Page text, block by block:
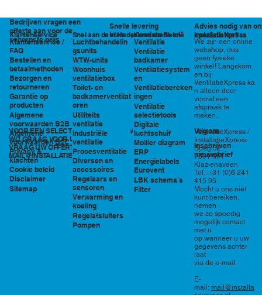
Klantenservice
Klantenservice /
FAQ
Bestellen en
betaalmethoden
Bezorgen en
retourneren
Garantie op
producten
Algemene
voorwaarden B2B
Algemene
voorwaarden B2C
Privacy &
klachten
Cookie beleid
Disclaimer
Sitemap
VOOR EEN SELECTIE EN PRIJSOPGAVE STAAN
WIJ GRAAG VOOR U KLAAR!
VRAAG UW OFFERTE AAN VIA
MAIL@INSTALLATIEXPRESS.NL
Bedrijven vragen een
offerte aan voor de
scherpste prijs
Snelle levering
in Nederland en België
Advies nodig van
specialisten?
Snel aan de slag
Luchtbehandelin
gsunits
WTW-units
Woonhuis
ventilatiebox
Toilet- en
badkamerventilat
oren
Utiliteits
ventilatie
Industriële
ventilatie
Procesventilatie
Diversen en
accessoires
Regelaars en
sensoren
Verwarming en
koeling
Regelafsluiters
Pompen
Kennisbank en
tools
Ventilatie
Ventilatie
badkamer
Ventilatiesystem
en
Ventilatiebereken
ingen
Ventilatie
selectietools
Digitale
luchtschuif
Mollier diagram
ERP
Energielabels
Eurovent
LBK schema's
Filter
We zijn een online
webshop, dus
geen fysieke
winkel! Langskom
en bij
VentilatieXpress ka
n alleen door
vooraf een
afspraak te
maken.
VentilatieXpress /
InstallatieXpress
Boeg 32
7891 MR
Klazienaveen
Tel.: +31 (0)6 241
415 95
Mocht u ons niet
kunt bereiken,
nemen
we zo spoedig
mogelijk contact
met u
op wanneer u uw
gegevens achter
laat
via de e-mail.
E-
mail: mail@installa
InstallatieXpress
Volg ons
Inschrijven
nieuwsbrief